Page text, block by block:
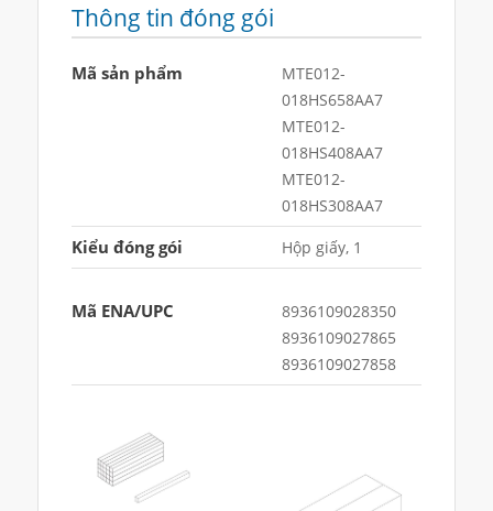
Thông tin đóng gói
Mã sản phẩm
MTE012-
018HS658AA7
MTE012-
018HS408AA7
MTE012-
018HS308AA7
Kiểu đóng gói Hộp giấy, 1
Mã ENA/UPC
8936109028350
8936109027865
8936109027858